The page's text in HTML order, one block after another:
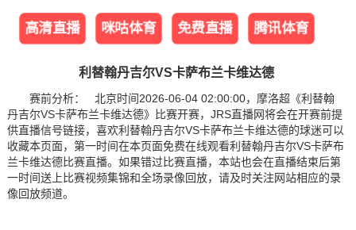
高清直播 咪咕体育 免费直播 腾讯体育
利替翰丹吉尔VS卡萨布兰卡维达德
赛前分析： 北京时间2026-06-04 02:00:00，摩洛超《利替翰
丹吉尔VS卡萨布兰卡维达德》比赛开赛，JRS直播网将会在开赛前提
供直播信号链接，喜欢利替翰丹吉尔VS卡萨布兰卡维达德的球迷可以
收藏本页面，第一时间在本页面免费在线观看利替翰丹吉尔VS卡萨布
兰卡维达德比赛直播。如果错过比赛直播，本站也会在直播结束后第
一时间送上比赛视频集锦和全场录像回放，请及时关注网站相应的录
像回放频道。